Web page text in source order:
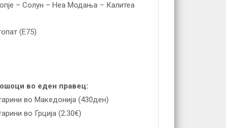
– Солун – Неа Модања – Калитеа
(Е75)
во еден правец:
во Македонија (430ден)
во Грција (2.30€)